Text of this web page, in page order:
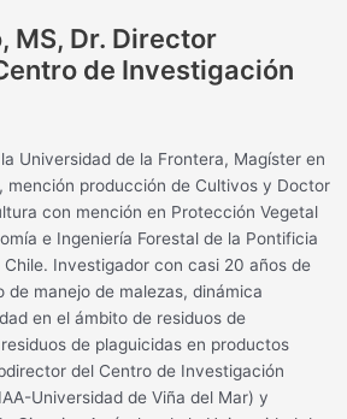
MS, Dr. Director
de Investigación
Universidad de la Frontera, Magíster en
mención producción de Cultivos y Doctor
con mención en Protección Vegetal
e Ingeniería Forestal de la Pontificia
Investigador con casi 20 años de
de manejo de malezas, dinámica
en el ámbito de residuos de
de plaguicidas en productos
del Centro de Investigación
Universidad de Viña del Mar) y